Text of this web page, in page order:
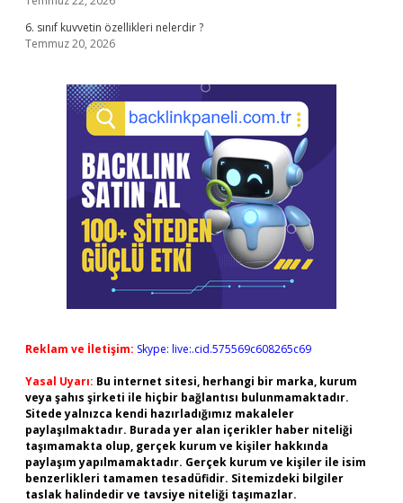
6. sınıf kuvvetin özellikleri nelerdir ?
Temmuz 20, 2026
Reklam ve İletişim: Skype: live:.cid.575569c608265c69
Yasal Uyarı: Bu internet sitesi, herhangi bir marka, kurum
veya şahıs şirketi ile hiçbir bağlantısı bulunmamaktadır.
Sitede yalnızca kendi hazırladığımız makaleler
paylaşılmaktadır. Burada yer alan içerikler haber niteliği
taşımamakta olup, gerçek kurum ve kişiler hakkında
paylaşım yapılmamaktadır. Gerçek kurum ve kişiler ile isim
benzerlikleri tamamen tesadüfidir. Sitemizdeki bilgiler
taslak halindedir ve tavsiye niteliği taşımazlar.